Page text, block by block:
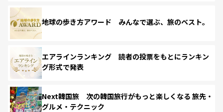
地球の歩き方アワード みんなで選ぶ、旅のベスト。
エアラインランキング 読者の投票をもとにランキン
グ形式で発表
Next韓国旅 次の韓国旅行がもっと楽しくなる 旅先・
グルメ・テクニック